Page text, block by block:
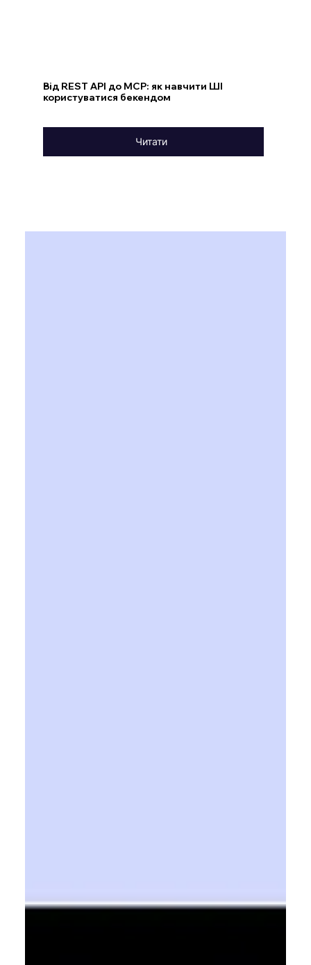
Від REST API до MCP: як навчити ШІ
користуватися бекендом
Читати